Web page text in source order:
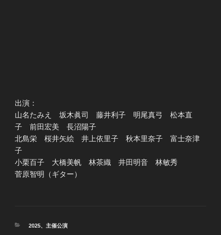
出演：
山名たみえ 坂木眞司 藤井利子 明尾真弓 松本直
子 前田宏美 長沼陽子
北島栄 桜井矢絵 井上依里子 秋本里奈子 富士奈津
子
小栗百子 大橋美帆 林茶織 井田明音 林敏秀
菅原智明（ギター）
カ
2025、 主催公演